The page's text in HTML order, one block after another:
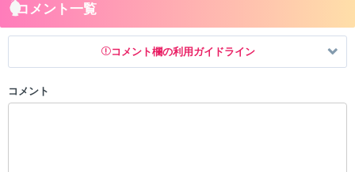
コメント一覧
コメント欄の利用ガイドライン
以下の書き込みを禁止とし、場合によってはコメント削除や書き込み制
コメント